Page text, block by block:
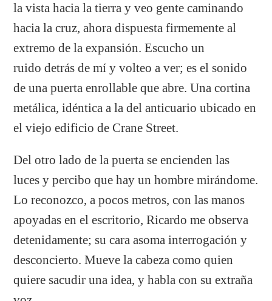
la vista hacia la tierra y veo gente caminando
hacia la cruz, ahora dispuesta firmemente al
extremo de la expansión. Escucho un
ruido detrás de mí y volteo a ver; es el sonido
de una puerta enrollable que abre. Una cortina
metálica, idéntica a la del anticuario ubicado en
el viejo edificio de Crane Street.
Del otro lado de la puerta se encienden las
luces y percibo que hay un hombre mirándome.
Lo reconozco, a pocos metros, con las manos
apoyadas en el escritorio, Ricardo me observa
detenidamente; su cara asoma interrogación y
desconcierto. Mueve la cabeza como quien
quiere sacudir una idea, y habla con su extraña